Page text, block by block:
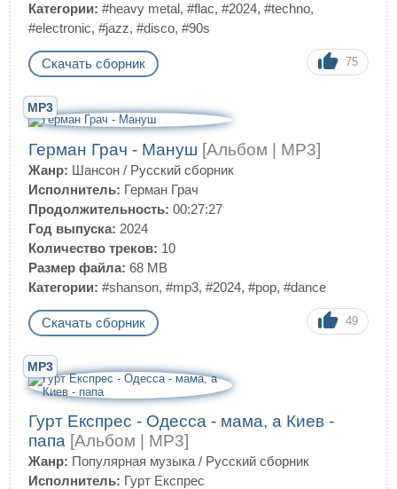
Категории: #heavy metal, #flac, #2024, #techno,
#electronic, #jazz, #disco, #90s
Скачать сборник 75
MP3
Герман Грач - Мануш [Альбом | MP3]
Жанр: Шансон / Русский сборник
Исполнитель: Герман Грач
Продолжительность: 00:27:27
Год выпуска: 2024
Количество треков: 10
Размер файла: 68 MB
Категории: #shanson, #mp3, #2024, #pop, #dance
Скачать сборник 49
MP3
Гурт Експрес - Одесса - мама, а Киев -
папа [Альбом | MP3]
Жанр: Популярная музыка / Русский сборник
Исполнитель: Гурт Експрес